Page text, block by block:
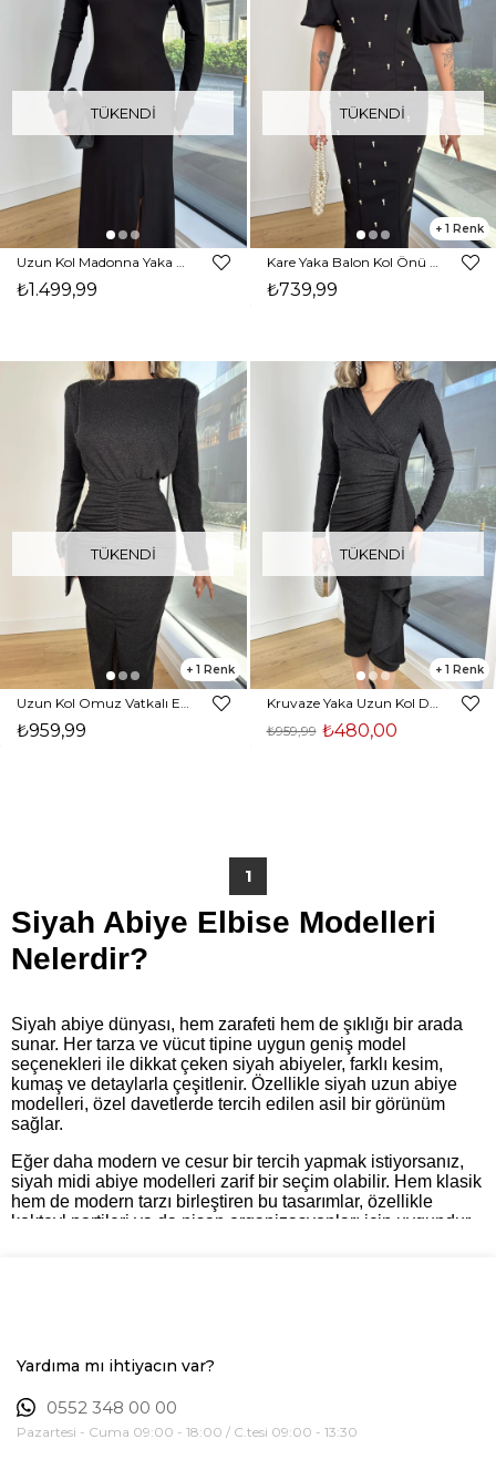
TÜKENDI
Uzun Kol Madonna Yaka Yakası Tüylü Klisman Siyah Kadın Elbise 25K398
₺1.499,99
TÜKENDI
1
Kare Yaka Balon Kol Önü Taşlı Glonda Siyah Kadın Midi Elbise 25K397
₺739,99
TÜKENDI
1
Uzun Kol Omuz Vatkalı Etek Kısmı Drapeli Yanlod Siyah Kadın Elbise 25K394
₺959,99
TÜKENDI
1
Kruvaze Yaka Uzun Kol Drapeli Heldi Siyah Kadın Midi Elbise 25K393
₺480,00
₺959,99
1
Siyah Abiye Elbise Modelleri
Nelerdir?
Siyah abiye dünyası, hem zarafeti hem de şıklığı bir arada
sunar. Her tarza ve vücut tipine uygun geniş model
seçenekleri ile dikkat çeken siyah abiyeler, farklı kesim,
kumaş ve detaylarla çeşitlenir. Özellikle siyah uzun abiye
modelleri, özel davetlerde tercih edilen asil bir görünüm
sağlar.
Eğer daha modern ve cesur bir tercih yapmak istiyorsanız,
siyah midi abiye modelleri zarif bir seçim olabilir. Hem klasik
hem de modern tarzı birleştiren bu tasarımlar, özellikle
kokteyl partileri ya da nişan organizasyonları için uygundur.
sofistike bir hava sunar. Özellikle parlak dokusu sayesinde
göz alıcı bir görünüm sunan bu modeller, sade bir kesimle
bile etkileyici bir duruş sergiler. Tüm bu seçenekler arasında,
abiye siyah modelleri hem çok yönlü hem de zamansız bir
tarz sunar.
Yardıma mı ihtiyacın var?
0552 348 00 00
Pazartesi - Cuma 09:00 - 18:00 / C.tesi 09:00 - 13:30